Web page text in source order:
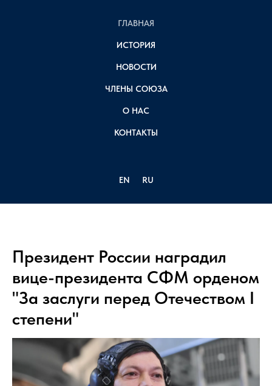
ГЛАВНАЯ
ИСТОРИЯ
НОВОСТИ
ЧЛЕНЫ СОЮЗА
О НАС
КОНТАКТЫ
EN RU
Президент России наградил
вице-президента СФМ орденом
"За заслуги перед Отечеством І
степени"